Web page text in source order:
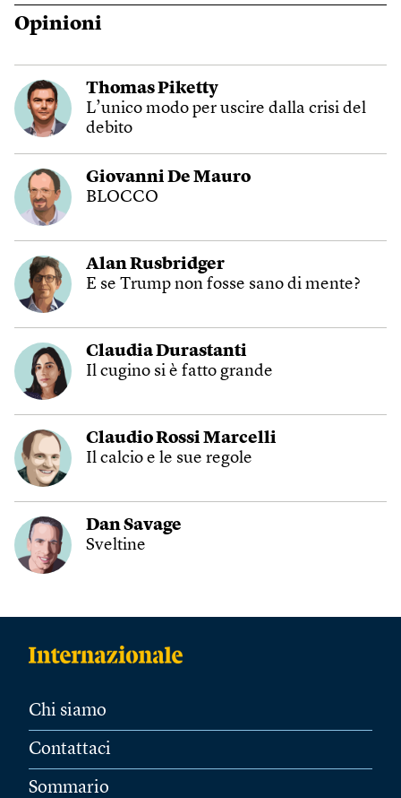
Opinioni
Thomas Piketty
L’unico modo per uscire dalla crisi del
debito
Giovanni De Mauro
BLOCCO
Alan Rusbridger
E se Trump non fosse sano di mente?
Claudia Durastanti
Il cugino si è fatto grande
Claudio Rossi Marcelli
Il calcio e le sue regole
Dan Savage
Sveltine
Chi siamo
Contattaci
Sommario